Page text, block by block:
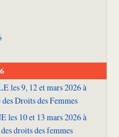
les 9, 12 et mars 2026 à
Droits des Femmes
les 10 et 13 mars 2026 à
droits des femmes